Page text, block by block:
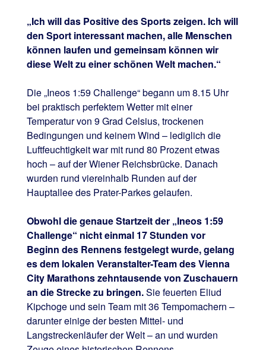
„Ich will das Positive des Sports zeigen. Ich will
den Sport interessant machen, alle Menschen
können laufen und gemeinsam können wir
diese Welt zu einer schönen Welt machen.“
Die „Ineos 1:59 Challenge“ begann um 8.15 Uhr
bei praktisch perfektem Wetter mit einer
Temperatur von 9 Grad Celsius, trockenen
Bedingungen und keinem Wind – lediglich die
Luftfeuchtigkeit war mit rund 80 Prozent etwas
hoch – auf der Wiener Reichsbrücke. Danach
wurden rund viereinhalb Runden auf der
Hauptallee des Prater-Parkes gelaufen.
Obwohl die genaue Startzeit der „Ineos 1:59
Challenge“ nicht einmal 17 Stunden vor
Beginn des Rennens festgelegt wurde, gelang
es dem lokalen Veranstalter-Team des Vienna
City Marathons zehntausende von Zuschauern
an die Strecke zu bringen.Sie feuerten Eliud
Kipchoge und sein Team mit 36 Tempomachern –
darunter einige der besten Mittel- und
Langstreckenläufer der Welt – an und wurden